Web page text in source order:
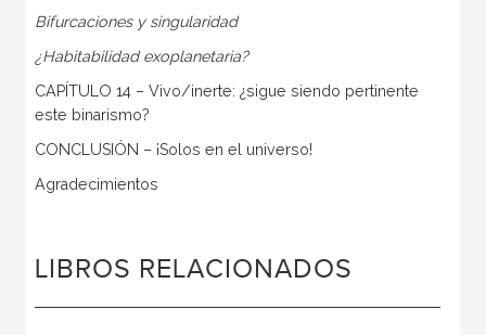
Bifurcaciones y singularidad
¿Habitabilidad exoplanetaria?
CAPÍTULO 14 – Vivo/inerte: ¿sigue siendo pertinente
este binarismo?
CONCLUSIÓN – ¡Solos en el universo!
Agradecimientos
LIBROS RELACIONADOS